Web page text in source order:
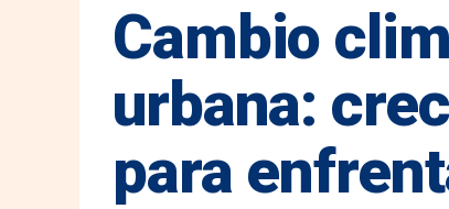
Cambio
urbana:
para